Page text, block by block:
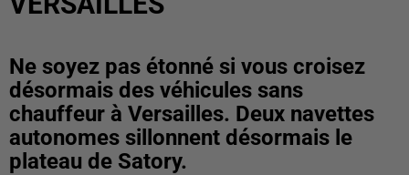
Ne soyez pas étonné si vous croisez
désormais des véhicules sans
chauffeur à Versailles. Deux navettes
autonomes sillonnent désormais le
plateau de Satory.